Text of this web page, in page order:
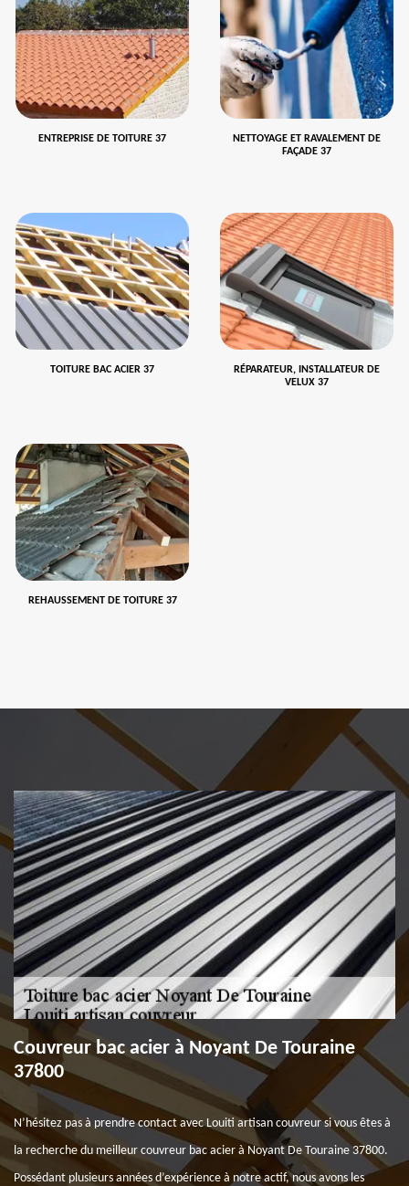
ENTREPRISE DE TOITURE 37
NETTOYAGE ET RAVALEMENT DE
FAÇADE 37
TOITURE BAC ACIER 37
RÉPARATEUR, INSTALLATEUR DE
VELUX 37
REHAUSSEMENT DE TOITURE 37
Couvreur bac acier à Noyant De Touraine
37800
N’hésitez pas à prendre contact avec Louiti artisan couvreur si vous êtes à
la recherche du meilleur couvreur bac acier à Noyant De Touraine 37800.
Possédant plusieurs années d’expérience à notre actif, nous avons les